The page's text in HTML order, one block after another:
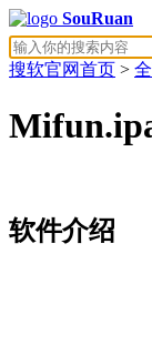
SouRuan
搜软官网首页 >
软件介绍